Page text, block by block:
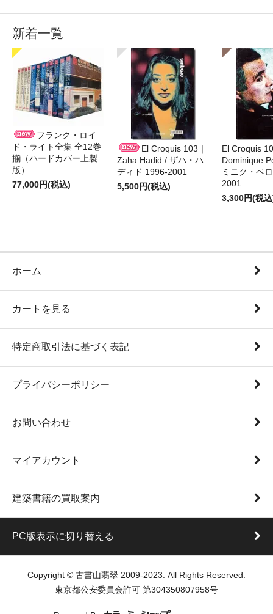
新着一覧
フランク・ロイ
ド・ライト全集 全12巻
揃（ハードカバー上製
版）
77,000円(税込)
El Croquis 103｜
Zaha Hadid / ザハ・ハ
ディド 1996-2001
5,500円(税込)
El Croquis
Dominique
ミニク・ペ
2001
3,300円(税
ホーム
カートを見る
特定商取引法に基づく表記
プライバシーポリシー
お問い合わせ
マイアカウント
建築書籍の買取案内
PC版表示に切り替える
Copyright © 古書山翡翠 2009-2023. All Rights Reserved.
東京都公安委員会許可 第304350807958号